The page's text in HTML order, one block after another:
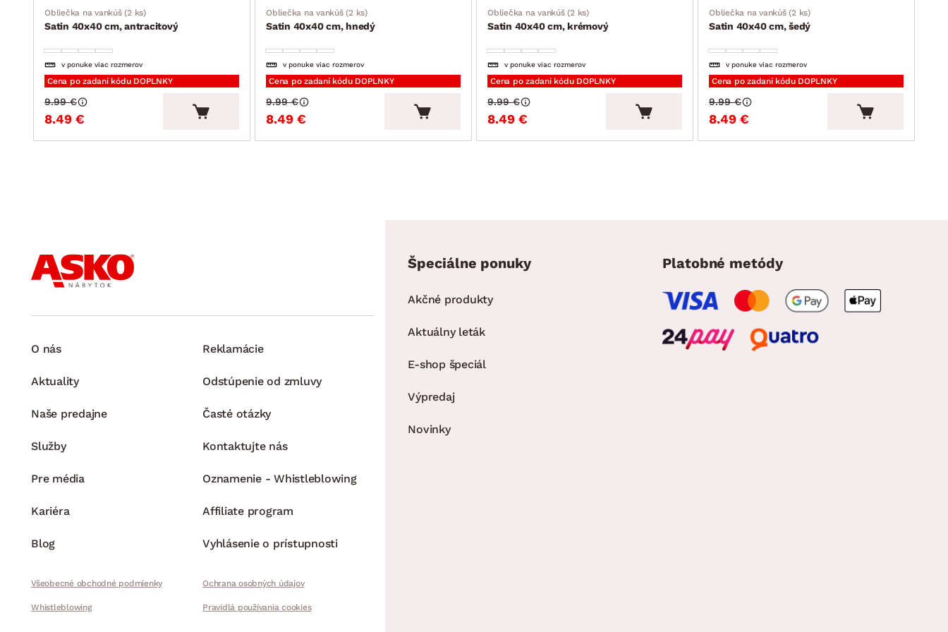
Obliečka na vankúš (2 ks)
Satin 40x40 cm, antracitový
v ponuke viac rozmerov
Cena po zadaní kódu DOPLNKY
8.49 €
9.99 €
Obliečka na vankúš (2 ks)
Satin 40x40 cm, hnedý
v ponuke viac rozmerov
Cena po zadaní kódu DOPLNKY
8.49 €
9.99 €
Obliečka na vankúš (2 ks)
Satin 40x40 cm, krémový
v ponuke viac rozmerov
Cena po zadaní kódu DOPLNKY
8.49 €
9.99 €
Obliečka na vankúš (2 ks)
Satin 40x40 cm, šedý
v ponuke viac rozmerov
Cena po zadaní kódu DOPLNKY
8.49 €
9.99 €
O nás
Aktuality
Naše predajne
Služby
Pre média
Kariéra
Blog
Reklamácie
Odstúpenie od zmluvy
Časté otázky
Kontaktujte nás
Oznamenie - Whistleblowing
Affiliate program
Vyhlásenie o prístupnosti
Všeobecné obchodné podmienky Ochrana osobných údajov
Whistleblowing Pravidlá používania cookies
Špeciálne ponuky
Akčné produkty
Aktuálny leták
E-shop špeciál
Výpredaj
Novinky
Platobné metódy